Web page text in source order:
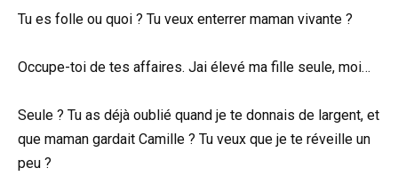
Tu es folle ou quoi ? Tu veux enterrer maman vivante ?
Occupe-toi de tes affaires. Jai élevé ma fille seule, moi…
Seule ? Tu as déjà oublié quand je te donnais de largent, et
que maman gardait Camille ? Tu veux que je te réveille un
peu ?